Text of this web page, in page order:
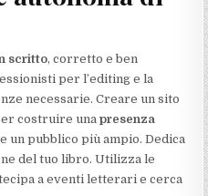
scritto, corretto e ben
per l’editing e la
necessarie. Creare un sito
costruire unapresenza
un pubblico più ampio. Dedica
del tuo libro. Utilizza le
a eventi letterari e cerca